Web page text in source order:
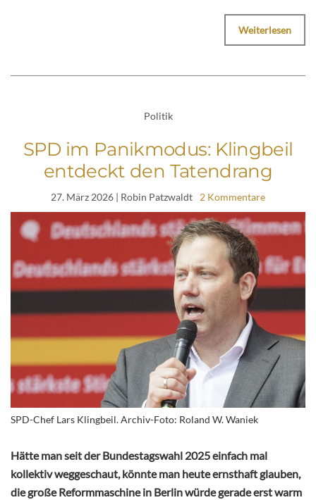
Weiterlesen
Politik
SPD im Panikmodus: Klingbeil
entdeckt den Tatendrang
27. März 2026 | Robin Patzwaldt 2 Kommentare
SPD-Chef Lars Klingbeil. Archiv-Foto: Roland W. Waniek
Hätte man seit der Bundestagswahl 2025 einfach mal
kollektiv weggeschaut, könnte man heute ernsthaft glauben,
die große Reformmaschine in Berlin würde gerade erst warm